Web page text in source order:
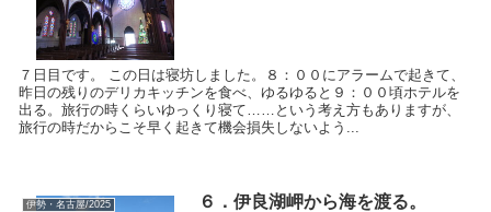
７日目です。 この日は寝坊しました。８：００にアラームで起きて、
昨日の残りのデリカキッチンを食べ、ゆるゆると９：００頃ホテルを
出る。旅行の時くらいゆっくり寝て……という考え方もありますが、
旅行の時だからこそ早く起きて機会損失しないよう...
伊勢・名古屋/2025 ６．伊良湖岬から海を渡る。